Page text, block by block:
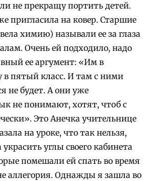
не прекращу портить детей.
пригласила на ковер. Старшие
химию) называли ее за глаза
Очень ей подходило, надо
ее аргумент: «Им в
в пятый класс. И там с ними
не будет. А они уже
не понимают, хотят, чтоб с
Это Анечка учительнице
на уроке, что так нельзя,
углы своего кабинета
помешали ей спать во время
аллегория. Однажды я зашла во